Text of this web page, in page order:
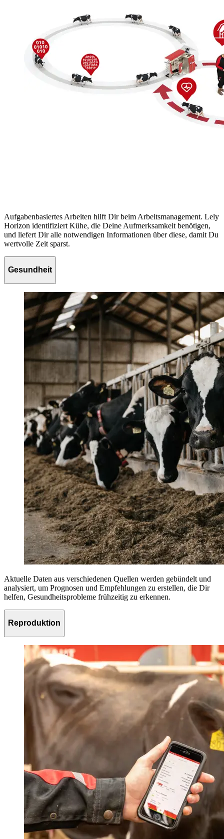
Aufgabenbasiertes Arbeiten hilft Dir beim Arbeitsmanagement. Lely
Horizon identifiziert Kühe, die Deine Aufmerksamkeit benötigen,
und liefert Dir alle notwendigen Informationen über diese, damit Du
wertvolle Zeit sparst.
Gesundheit
Aktuelle Daten aus verschiedenen Quellen werden gebündelt und
analysiert, um Prognosen und Empfehlungen zu erstellen, die Dir
helfen, Gesundheitsprobleme frühzeitig zu erkennen.
Reproduktion